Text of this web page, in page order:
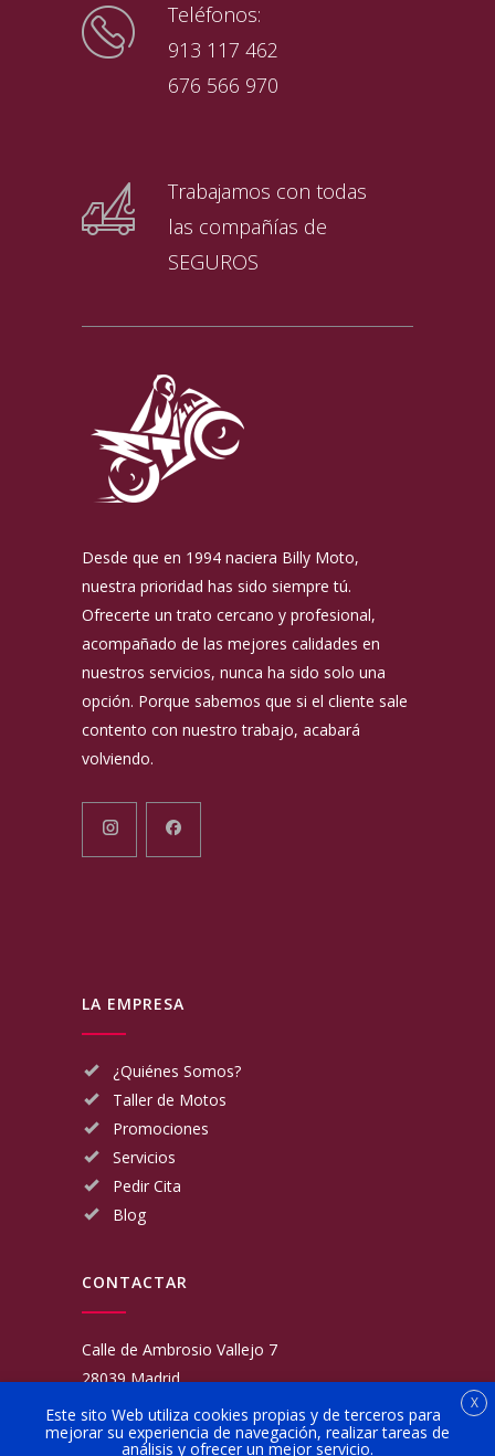
Teléfonos:
913 117 462
676 566 970
Trabajamos con todas
las compañías de
SEGUROS
Desde que en 1994 naciera Billy Moto,
nuestra prioridad has sido siempre tú.
Ofrecerte un trato cercano y profesional,
acompañado de las mejores calidades en
nuestros servicios, nunca ha sido solo una
opción. Porque sabemos que si el cliente sale
contento con nuestro trabajo, acabará
volviendo.
LA EMPRESA
¿Quiénes Somos?
Taller de Motos
Promociones
Servicios
Pedir Cita
Blog
CONTACTAR
Calle de Ambrosio Vallejo 7
28039 Madrid
Fijo:
913 117 462
Movil:
676 566 970
X
Este sito Web utiliza cookies propias y de terceros para
mejorar su experiencia de navegación, realizar tareas de
análisis y ofrecer un mejor servicio.